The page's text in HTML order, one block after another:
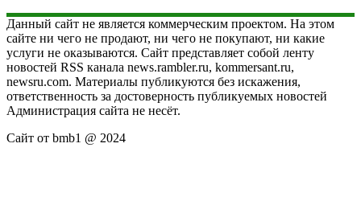
Данный сайт не является коммерческим проектом. На этом
сайте ни чего не продают, ни чего не покупают, ни какие
услуги не оказываются. Сайт представляет собой ленту
новостей RSS канала news.rambler.ru, kommersant.ru,
newsru.com. Материалы публикуются без искажения,
ответственность за достоверность публикуемых новостей
Администрация сайта не несёт.
Сайт от bmb1 @ 2024